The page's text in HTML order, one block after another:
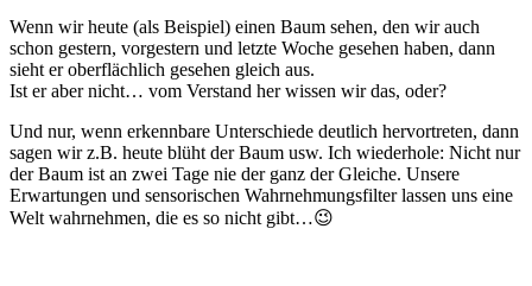
Wenn wir heute (als Beispiel) einen Baum sehen, den wir auch
schon gestern, vorgestern und letzte Woche gesehen haben, dann
sieht er oberflächlich gesehen gleich aus.
Ist er aber nicht… vom Verstand her wissen wir das, oder?
Und nur, wenn erkennbare Unterschiede deutlich hervortreten, dann
sagen wir z.B. heute blüht der Baum usw. Ich wiederhole: Nicht nur
der Baum ist an zwei Tage nie der ganz der Gleiche. Unsere
Erwartungen und sensorischen Wahrnehmungsfilter lassen uns eine
Welt wahrnehmen, die es so nicht gibt…😉